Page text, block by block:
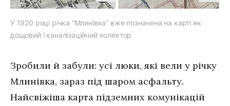
У 1920 році річка “Млинівка” вже позначена на карті як
дощовий і каналізаційний колектор
Зробили й забули: усі люки, які вели у річку
Млинівка, зараз під шаром асфальту.
Найсвіжіша карта підземних комунікацій